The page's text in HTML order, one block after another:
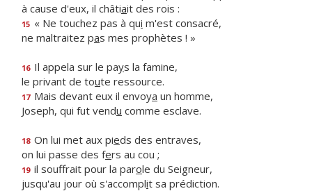
à cause d'eux, il châtiait des rois :
15 « Ne touchez pas à qui m'est consacré,
ne maltraitez pas mes prophètes ! »
16 Il appela sur le pays la famine,
le privant de toute ressource.
17 Mais devant eux il envoya un homme,
Joseph, qui fut vendu comme esclave.
18 On lui met aux pieds des entraves,
on lui passe des fers au cou ;
19 il souffrait pour la parole du Seigneur,
jusqu'au jour où s'accomplit sa prédiction.